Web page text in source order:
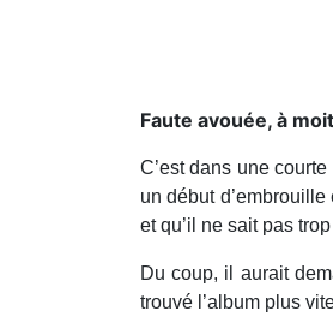
​Faute avouée, à
C’est dans une
un début
et qu’il ne sait pas
Du coup, il aurait
trouvé l’album plus